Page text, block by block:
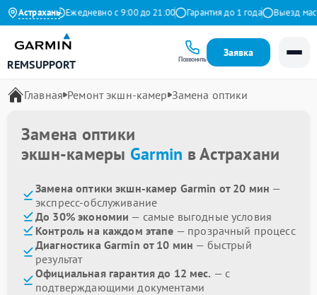
Астрахань
Яндекс Ежедневно с 9:00 до 21:00 Гарантия до 1 года Выезд
REMSUPPORT Позвонить
Заявка
Главная Ремонт экшн-камер Замена оптики
Замена оптики
экшн-камеры Garmin в Астрахани
Замена оптики экшн-камер Garmin от 20 мин —
экспресс-обслуживание
До 30% экономии — самые выгодные условия
Контроль на каждом этапе — прозрачный процесс
Диагностика Garmin от 10 мин — быстрый
результат
Официальная гарантия до 12 мес. — с
подтверждающими документами